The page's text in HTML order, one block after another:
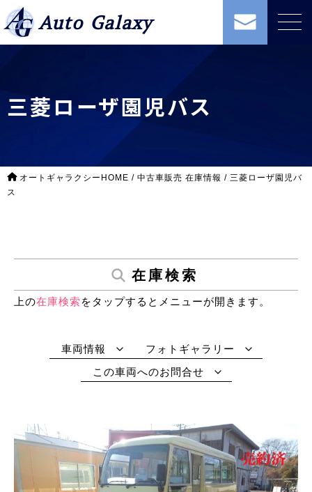
Auto Galaxy
三菱ローザ園児バス
オートギャラクシーHOME / 中古車販売 在庫情報 / 三菱ローザ園児バ
ス
在庫検索
上の在庫検索をタップするとメニューが開きます。
車両情報
フォトギャラリー
この車両へのお問合せ